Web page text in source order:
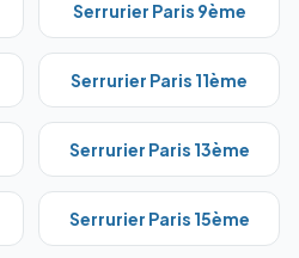
Serrurier Paris 9ème
Serrurier Paris 11ème
Serrurier Paris 13ème
Serrurier Paris 15ème